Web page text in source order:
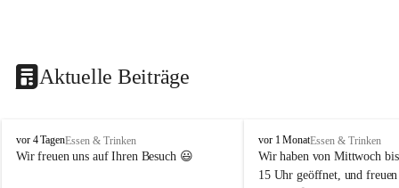
Aktuelle Beiträge
B
u
vor 4 TagenEssen & Trinken
Wir freuen uns auf Ihren Besuch 😃
B
u
s
vor 1 MonatEssen & Trinken
Wir haben von Mittwoch
15 Uhr geöffnet, und